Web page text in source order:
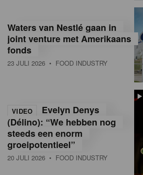
Waters van Nestlé gaan in
joint venture met Amerikaans
fonds
23 JULI 2026 • FOOD INDUSTRY
VIDEO
Evelyn Denys
(Délino): “We hebben nog
steeds een enorm
groeipotentieel”
20 JULI 2026 • FOOD INDUSTRY